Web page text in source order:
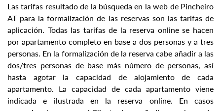
Las tarifas resultado de la búsqueda en la web de Pincheiro
AT para la formalización de las reservas son las tarifas de
aplicación. Todas las tarifas de la reserva online se hacen
por apartamento completo en base a dos personas y a tres
personas. En la formalización de la reserva cabe añadir a las
dos/tres personas de base más número de personas, así
hasta agotar la capacidad de alojamiento de cada
apartamento. La capacidad de cada apartamento viene
indicada e ilustrada en la reserva online. En casos